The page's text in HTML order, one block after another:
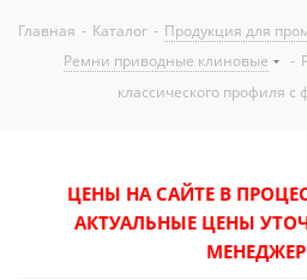
Главная - Каталог - Продукция для
Ремни приводные клиновые
-
классического профиля
ЦЕНЫ НА САЙТЕ В
АКТУАЛЬНЫЕ ЦЕНЫ